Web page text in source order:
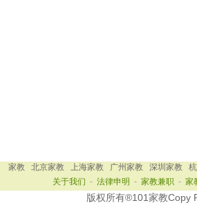
家教 北京家教 上海家教 广州家教 深圳家教
关于我们 - 法律申明 - 家教兼职 - 家
版权所有®101家教Copy